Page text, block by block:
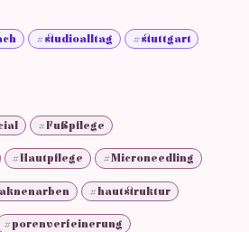
#studioalltag #stuttgart
#Fußpflege
#Hautpflege #Microneedling
#hautstruktur
#porenverfeinerung